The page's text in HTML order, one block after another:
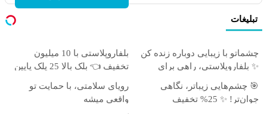
تبلیغات
چشماتو با زیبایی دوباره زنده کن
✨ بلفاروپلاستی، راهی برای
بلفاروپلاستی با 10 میلیون
تخفیف 👈 بلک بالا 25 پلک پایین
🎯 چشم‌هایی زیباتر، نگاهی
جوان‌تر! ✨ 25% تخفیف
رویای سلامتی، با حمایت تو
واقعی میشه